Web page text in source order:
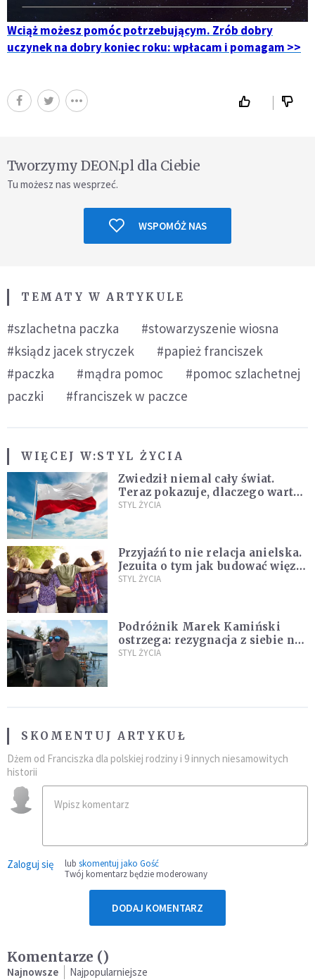
Wciąż możesz pomóc potrzebującym. Zrób dobry
uczynek na dobry koniec roku: wpłacam i pomagam >>
Tworzymy DEON.pl dla Ciebie
Tu możesz nas wesprzeć.
WSPOMÓŻ NAS
TEMATY W ARTYKULE
#szlachetna paczka
#stowarzyszenie wiosna
#ksiądz jacek stryczek
#papież franciszek
#paczka
#mądra pomoc
#pomoc szlachetnej
paczki
#franciszek w paczce
WIĘCEJ W:STYL ŻYCIA
Zwiedził niemal cały świat.
Teraz pokazuje, dlaczego warto
zakochać się w Polsce
STYL ŻYCIA
Przyjaźń to nie relacja anielska.
Jezuita o tym jak budować więzi
na całe życie
STYL ŻYCIA
Podróżnik Marek Kamiński
ostrzega: rezygnacja z siebie na
rzecz partnera to błąd
STYL ŻYCIA
SKOMENTUJ ARTYKUŁ
Dżem od Franciszka dla polskiej rodziny i 9 innych niesamowitych
historii
Zaloguj się lub skomentuj jako Gość
Twój komentarz będzie moderowany
DODAJ KOMENTARZ
Komentarze ()
Najnowsze Najpopularniejsze